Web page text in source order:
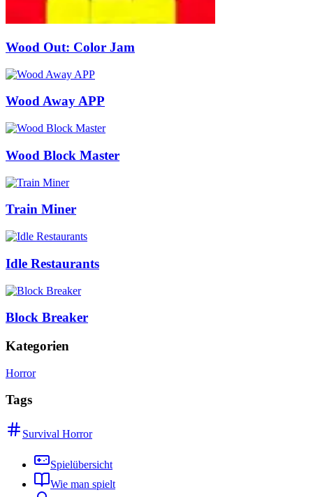
Wood Out: Color Jam
Wood Away APP
Wood Block Master
Train Miner
Idle Restaurants
Block Breaker
Kategorien
Horror
Tags
Survival Horror
Spielübersicht
Wie man spielt